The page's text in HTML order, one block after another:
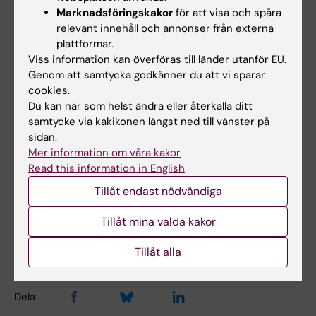
KIND Open Webinarsär kostnadsfria och riktar
sig till forskare, yrkesverksamma inom
området samt en intresserad allmänhet. Den
aktuella föreläsningen hålls på svenska. Ingen
registrering krävs. Du deltar genom att ansluta
via länken ovan vid angiven tid. KIND Open
Webinars spelas inte in.
Ätstörningar Autism Neuropsykiatri
Redaktör:
Dela
Marknadsföringskakor för att visa och spåra
relevant innehåll och annonser från externa
plattformar.
Viss information kan överföras till länder utanför EU.
Genom att samtycka godkänner du att vi sparar
cookies.
Du kan när som helst ändra eller återkalla ditt
samtycke via kakikonen längst ned till vänster på
sidan.
Mer information om våra kakor
Read this information in English
Tillåt endast nödvändiga
Tillåt mina valda kakor
Tillåt alla